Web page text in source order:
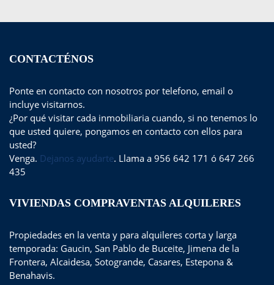
CONTACTÉNOS
Ponte en contacto con nosotros por telefono, email o
incluye visitarnos.
¿Por qué visitar cada inmobiliaria cuando, si no tenemos lo
que usted quiere, pongamos en contacto con ellos para
usted?
Venga. Dejanos ayudarte. Llama a 956 642 171 ó 647 266
435
VIVIENDAS COMPRAVENTAS ALQUILERES
Propiedades en la venta y para alquileres corta y larga
temporada: Gaucin, San Pablo de Buceite, Jimena de la
Frontera, Alcaidesa, Sotogrande, Casares, Estepona &
Benahavis.